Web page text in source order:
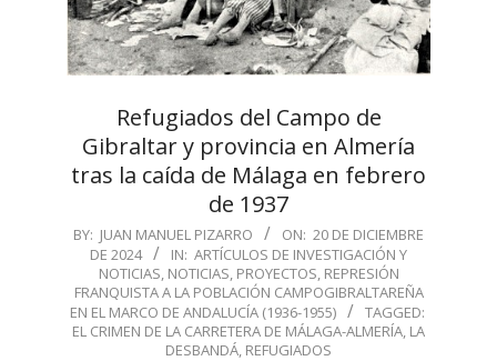
Refugiados del Campo de
Gibraltar y provincia en Almería
tras la caída de Málaga en febrero
de 1937
2024-
12-
20
BY: JUAN MANUEL PIZARRO ON: 20 DE DICIEMBRE
DE 2024
IN: ARTÍCULOS DE INVESTIGACIÓN Y
NOTICIAS, NOTICIAS, PROYECTOS, REPRESIÓN
FRANQUISTA A LA POBLACIÓN CAMPOGIBRALTAREÑA
EN EL MARCO DE ANDALUCÍA (1936-1955)
TAGGED:
EL CRIMEN DE LA CARRETERA DE MÁLAGA-ALMERÍA, LA
DESBANDÁ, REFUGIADOS